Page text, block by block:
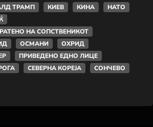
ТРАМП КИЕВ КИНА
НАТО
НА СОПСТВЕНИКОТ
ОСМАНИ
ОХРИД
ПРИВЕДЕНО ЕДНО ЛИЦЕ
СЕВЕРНА КОРЕЈА
СОНЧЕВО